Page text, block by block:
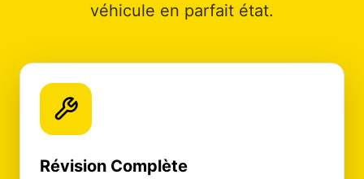
véhicule en parfait état.
Révision Complète